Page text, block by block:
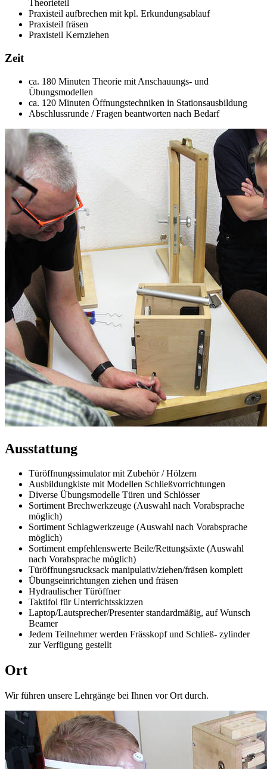
Theorieteil
Praxisteil aufbrechen mit kpl. Erkundungsablauf
Praxisteil fräsen
Praxisteil Kernziehen
Zeit
ca. 180 Minuten Theorie mit Anschauungs- und
Übungsmodellen
ca. 120 Minuten Öffnungstechniken in Stationsausbildung
Abschlussrunde / Fragen beantworten nach Bedarf
Ausstattung
Türöffnungssimulator mit Zubehör / Hölzern
Ausbildungkiste mit Modellen Schließvorrichtungen
Diverse Übungsmodelle Türen und Schlösser
Sortiment Brechwerkzeuge (Auswahl nach Vorabsprache
möglich)
Sortiment Schlagwerkzeuge (Auswahl nach Vorabsprache
möglich)
Sortiment empfehlenswerte Beile/Rettungsäxte (Auswahl
nach Vorabsprache möglich)
Türöffnungsrucksack manipulativ/ziehen/fräsen komplett
Übungseinrichtungen ziehen und fräsen
Hydraulischer Türöffner
Taktifol für Unterrichtsskizzen
Laptop/Lautsprecher/Presenter standardmäßig, auf Wunsch
Beamer
Jedem Teilnehmer werden Frässkopf und Schließ- zylinder
zur Verfügung gestellt
Ort
Wir führen unsere Lehrgänge bei Ihnen vor Ort durch.